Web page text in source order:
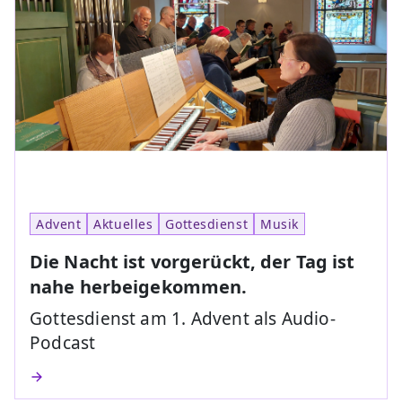
Advent Aktuelles Gottesdienst Musik
Die Nacht ist vorgerückt, der Tag ist
nahe herbeigekommen.
Gottesdienst am 1. Advent als Audio-
Podcast